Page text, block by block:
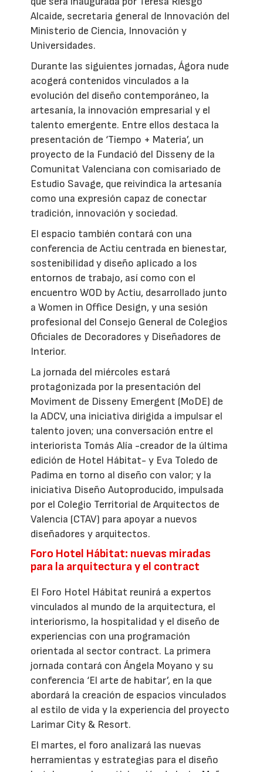
Alcaide, secretaria general de Innovación del
Ministerio de Ciencia, Innovación y
Universidades.
Durante las siguientes jornadas, Ágora nude
acogerá contenidos vinculados a la
evolución del diseño contemporáneo, la
artesanía, la innovación empresarial y el
talento emergente. Entre ellos destaca la
presentación de ‘Tiempo + Materia’, un
proyecto de la Fundació del Disseny de la
Comunitat Valenciana con comisariado de
Estudio Savage, que reivindica la artesanía
como una expresión capaz de conectar
tradición, innovación y sociedad.
El espacio también contará con una
conferencia de Actiu centrada en bienestar,
sostenibilidad y diseño aplicado a los
entornos de trabajo, así como con el
encuentro WOD by Actiu, desarrollado junto
a Women in Office Design, y una sesión
profesional del Consejo General de Colegios
Oficiales de Decoradores y Diseñadores de
Interior.
La jornada del miércoles estará
protagonizada por la presentación del
Moviment de Disseny Emergent (MoDE) de
la ADCV, una iniciativa dirigida a impulsar el
talento joven; una conversación entre el
interiorista Tomás Alía -creador de la última
edición de Hotel Hábitat- y Eva Toledo de
Padima en torno al diseño con valor; y la
iniciativa Diseño Autoproducido, impulsada
por el Colegio Territorial de Arquitectos de
Valencia (CTAV) para apoyar a nuevos
diseñadores y arquitectos.
Foro Hotel Hábitat: nuevas miradas
para la arquitectura y el contract
El Foro Hotel Hábitat reunirá a expertos
vinculados al mundo de la arquitectura, el
interiorismo, la hospitalidad y el diseño de
experiencias con una programación
orientada al sector contract. La primera
jornada contará con Ángela Moyano y su
conferencia ‘El arte de habitar’, en la que
abordará la creación de espacios vinculados
al estilo de vida y la experiencia del proyecto
Larimar City & Resort.
El martes, el foro analizará las nuevas
herramientas y estrategias para el diseño